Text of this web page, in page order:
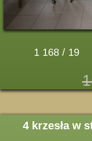
1 168 / 19
4 krzesła w